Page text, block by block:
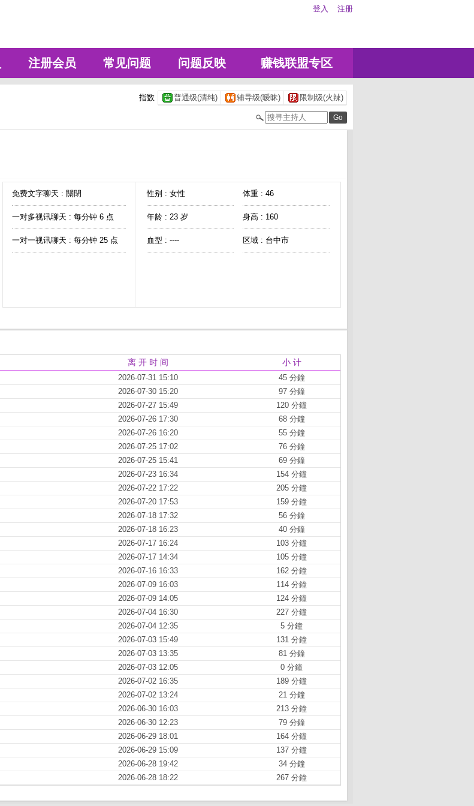
登入 注册
注册会员 常见问题 问题反映 赚钱联盟专区
指数 普通级(清纯) 辅导级(暧昧) 限制级(火辣)
免费文字聊天 : 關閉
一对多视讯聊天 : 每分钟 6 点
一对一视讯聊天 : 每分钟 25 点
性别 : 女性 体重 : 46
年龄 : 23 岁 身高 : 160
血型 : ---- 区域 : 台中市
离 开 时 间 小 计
2026-07-31 15:10
45 分鐘
2026-07-30 15:20
97 分鐘
2026-07-27 15:49
120 分鐘
2026-07-26 17:30
68 分鐘
2026-07-26 16:20
55 分鐘
2026-07-25 17:02
76 分鐘
2026-07-25 15:41
69 分鐘
2026-07-23 16:34
154 分鐘
2026-07-22 17:22
205 分鐘
2026-07-20 17:53
159 分鐘
2026-07-18 17:32
56 分鐘
2026-07-18 16:23
40 分鐘
2026-07-17 16:24
103 分鐘
2026-07-17 14:34
105 分鐘
2026-07-16 16:33
162 分鐘
2026-07-09 16:03
114 分鐘
2026-07-09 14:05
124 分鐘
2026-07-04 16:30
227 分鐘
2026-07-04 12:35
5 分鐘
2026-07-03 15:49
131 分鐘
2026-07-03 13:35
81 分鐘
2026-07-03 12:05
0 分鐘
2026-07-02 16:35
189 分鐘
2026-07-02 13:24
21 分鐘
2026-06-30 16:03
213 分鐘
2026-06-30 12:23
79 分鐘
2026-06-29 18:01
164 分鐘
2026-06-29 15:09
137 分鐘
2026-06-28 19:42
34 分鐘
2026-06-28 18:22 267 分鐘